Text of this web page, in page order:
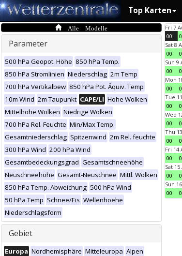
Top Karten
Alle Modelle
Parameter
500 hPa Geopot. Höhe 850 hPa Temp.
850 hPa Stromlinien Niederschlag 2m Temp
700 hPa Vertikalbew 850 hPa Pot. Äquiv. Temp
10m Wind 2m Taupunkt CAPE/LI Hohe Wolken
Mittelhohe Wolken Niedrige Wolken
700 hPa Rel. Feuchte Min/Max Temp.
Gesamtniederschlag Spitzenwind 2m Rel. feuchte
300 hPa Wind 200 hPa Wind
Gesamtbedeckungsgrad Gesamtschneehöhe
Neuschneehöhe Gesamt-Neuschnee Mittl. Wolken
850 hPa Temp. Abweichung 500 hPa Wind
50 hPa Temp Schnee/Eis Wellenhoehe
Niederschlagsform
Gebiet
Europa Nordhemisphäre Mitteleuropa Alpen
Fri 7
00
Sat 8
00
Sun 9
00
Mon
00
Tue
00
Wed
00
Thu
00
Fri 14
00
Sat 15
00
Sun
00